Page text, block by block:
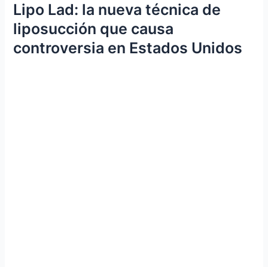
Lipo Lad: la nueva técnica de
liposucción que causa
controversia en Estados Unidos